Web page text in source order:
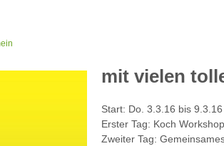
mit vielen
Start: Do. 3.3.16 bis 9.3.16
Erster Tag: Koch
Zweiter Tag: